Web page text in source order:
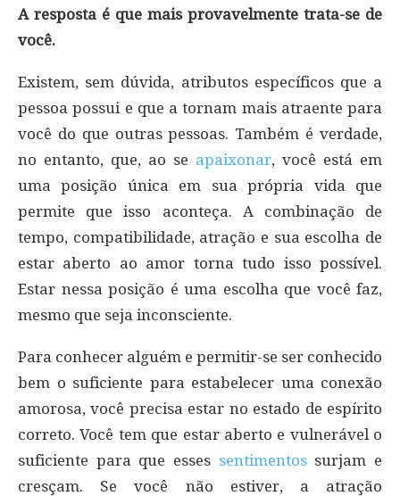
A resposta é que mais provavelmente trata-se de
você.
Existem, sem dúvida, atributos específicos que a
pessoa possui e que a tornam mais atraente para
você do que outras pessoas. Também é verdade,
no entanto, que, ao se apaixonar, você está em
uma posição única em sua própria vida que
permite que isso aconteça. A combinação de
tempo, compatibilidade, atração e sua escolha de
estar aberto ao amor torna tudo isso possível.
Estar nessa posição é uma escolha que você faz,
mesmo que seja inconsciente.
Para conhecer alguém e permitir-se ser conhecido
bem o suficiente para estabelecer uma conexão
amorosa, você precisa estar no estado de espírito
correto. Você tem que estar aberto e vulnerável o
suficiente para que esses sentimentossurjam e
cresçam. Se você não estiver, a atração